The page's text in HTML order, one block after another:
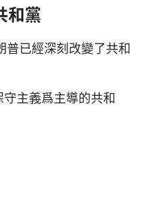
和黨
普已經深刻改變了共和
主義爲主導的共和